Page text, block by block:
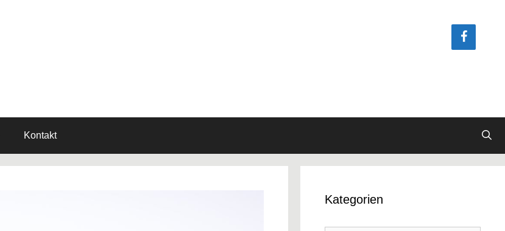
Kontakt
Kategorien